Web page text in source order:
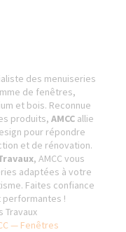
des menuiseries
de fenêtres,
et bois. Reconnue
produits,AMCC allie
pour répondre
et de rénovation.
, AMCC vous
adaptées à votre
Faites confiance
performantes !
Travaux
— Fenêtres